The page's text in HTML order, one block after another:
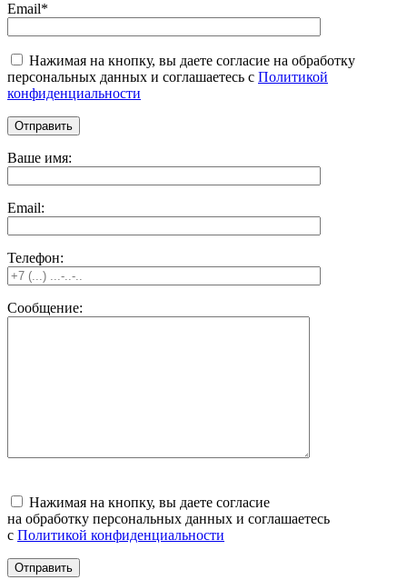
Email*
Нажимая на кнопку, вы даете согласие на обработку
персональных данных и соглашаетесь c Политикой
конфиденциальности
Ваше имя:
Email:
Телефон:
Сообщение:
Нажимая на кнопку, вы даете согласие
на обработку персональных данных и соглашаетесь
c Политикой конфиденциальности